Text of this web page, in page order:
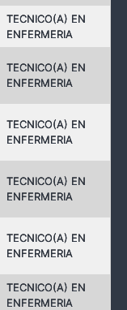
TECNICO(A) EN
ENFERMERIA
TECNICO(A) EN
ENFERMERIA
TECNICO(A) EN
ENFERMERIA
TECNICO(A) EN
ENFERMERIA
TECNICO(A) EN
ENFERMERIA
TECNICO(A) EN
ENFERMERIA